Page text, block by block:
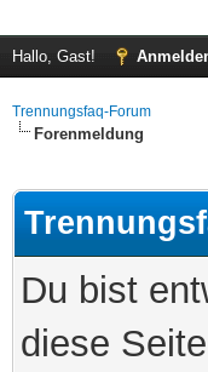
Hallo, Gast!
Trennungsfaq-Forum
Forenmeldung
Du bist
diese